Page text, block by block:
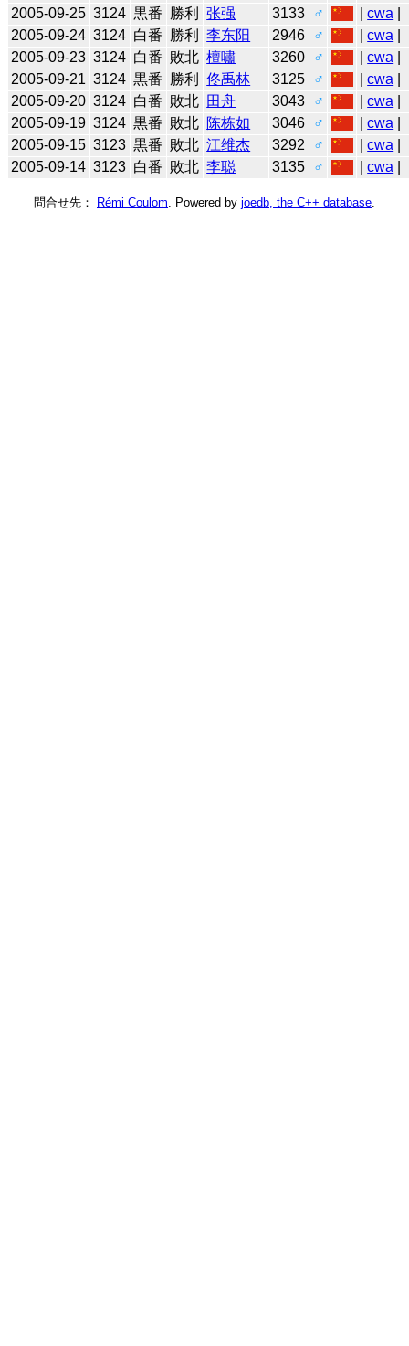
2005-09-25 3124 黒番 勝利 张强 3133 ♂ |cwa
2005-09-24 3124 白番 勝利 李东阳 2946 ♂ |cwa
2005-09-23 3124 白番 敗北 檀嘯 3260 ♂ |cwa
2005-09-21 3124 黒番 勝利 佟禹林 3125 ♂ |cwa
2005-09-20 3124 白番 敗北 田舟 3043 ♂ |cwa
2005-09-19 3124 黒番 敗北 陈栋如 3046 ♂ |cwa
2005-09-15 3123 黒番 敗北 江维杰 3292 ♂ |cwa
2005-09-14 3123 白番 敗北 李聪 3135 ♂ |cwa
問合せ先： Rémi Coulom . Powered by joedb, the C++ database